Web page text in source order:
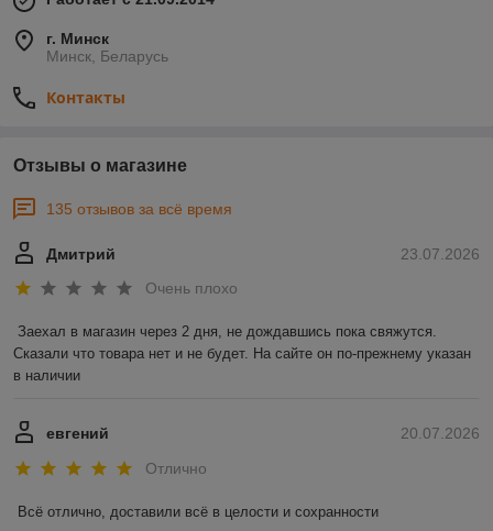
г. Минск
Минск, Беларусь
Контакты
Отзывы о магазине
135 отзывов за всё время
23.07.2026
Дмитрий
Очень плохо
Заехал в магазин через 2 дня, не дождавшись пока свяжутся.
Сказали что товара нет и не будет. На сайте он по-прежнему указан
в наличии
20.07.2026
евгений
Отлично
Всё отлично, доставили всё в целости и сохранности